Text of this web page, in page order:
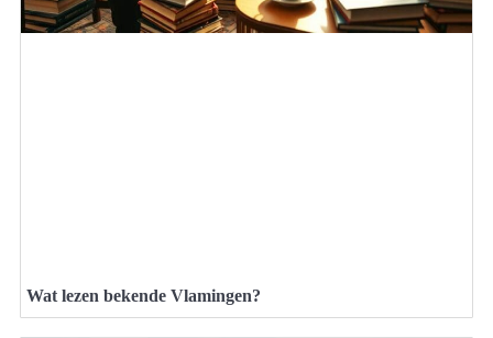
Wat lezen bekende Vlamingen?